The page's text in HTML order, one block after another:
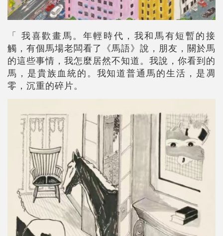
「 我喜歡畫馬。年輕時代，我和馬有短暫的接
觸，有個馬場老闆看了《馬語》說，朋友，關於馬
的這些事情，我怎麼居然不知道。我說，你看到的
馬，是貴族血統的。我知道普通馬的生活，是凋
零，沉重的碎片。